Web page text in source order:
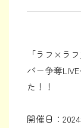
「ラフ×ラ
バー争奪
た！！
開催日：